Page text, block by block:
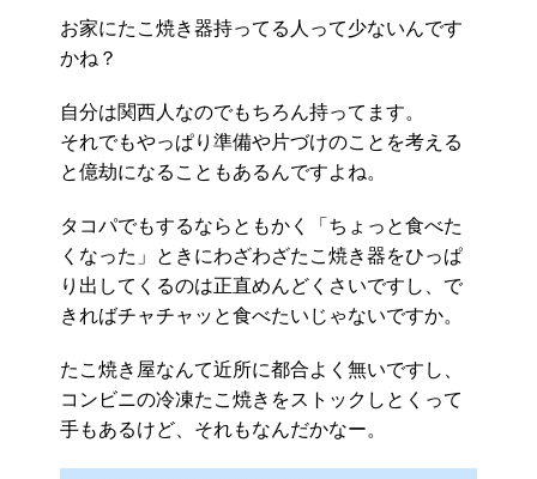
お家にたこ焼き器持ってる人って少ないんです
かね？
自分は関西人なのでもちろん持ってます。
それでもやっぱり準備や片づけのことを考える
と億劫になることもあるんですよね。
タコパでもするならともかく「ちょっと食べた
くなった」ときにわざわざたこ焼き器をひっぱ
り出してくるのは正直めんどくさいですし、で
きればチャチャッと食べたいじゃないですか。
たこ焼き屋なんて近所に都合よく無いですし、
コンビニの冷凍たこ焼きをストックしとくって
手もあるけど、それもなんだかなー。